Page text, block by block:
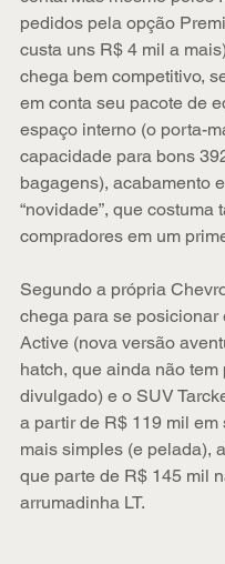
pedidos pela opção
custa uns R$ 4 mil a
chega bem competitivo,
em conta seu pacote de
espaço interno (o porta-
capacidade para bons
bagagens), acabamento
“novidade”, que costuma
compradores em um
Segundo a própria
chega para se posicionar
Active (nova versão
hatch, que ainda não tem
divulgado) e o SUV
a partir de R$ 119 mil em
mais simples (e pelada),
que parte de R$ 145 mil
arrumadinha LT.